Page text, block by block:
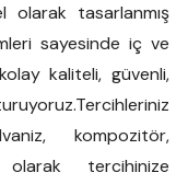
olarak tasarlanmış
sayesinde iç ve
kaliteli, güvenli,
kompozitör,
tercihinize